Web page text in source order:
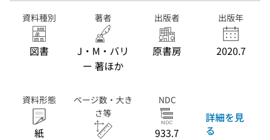
資料種別
図書
著者
J・M・バリ
ー 著ほか
出版者
原書房
出版年
2020.7
資料形態
紙
ページ数・大き
さ等
NDC
933.7
詳細を見
る